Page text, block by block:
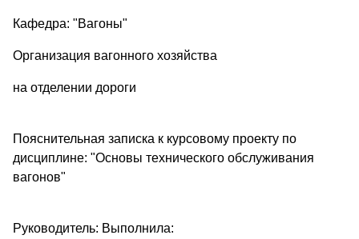
Кафедра: "Вагоны"
Организация вагонного хозяйства
на отделении дороги
Пояснительная записка к курсовому проекту по
дисциплине: "Основы технического обслуживания
вагонов"
Руководитель: Выполнила: